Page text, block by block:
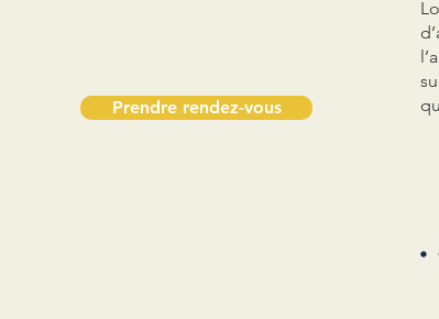
Prendre rendez-vous